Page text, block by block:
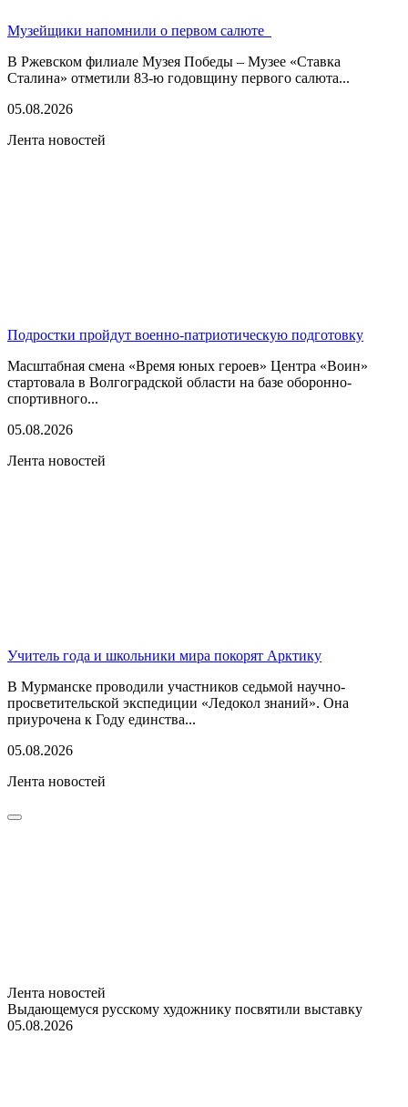
Музейщики напомнили о первом салюте
В Ржевском филиале Музея Победы – Музее «Ставка
Сталина» отметили 83-ю годовщину первого салюта...
05.08.2026
Лента новостей
Подростки пройдут военно-патриотическую подготовку
Масштабная смена «Время юных героев» Центра «Воин»
стартовала в Волгоградской области на базе оборонно-
спортивного...
05.08.2026
Лента новостей
Учитель года и школьники мира покорят Арктику
В Мурманске проводили участников седьмой научно-
просветительской экспедиции «Ледокол знаний». Она
приурочена к Году единства...
05.08.2026
Лента новостей
Лента новостей
Выдающемуся русскому художнику посвятили выставку
05.08.2026